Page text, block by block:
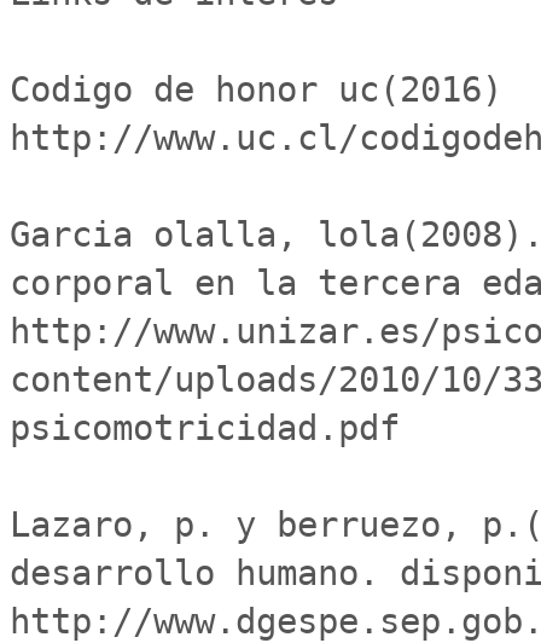
Codigo de honor uc(2016)
http://www.uc.cl/
Garcia olalla,
corporal en la tercera
http://www.unizar.es/
content/uploads/2010/10/
psicomotricidad.pdf
Lazaro, p. y berruezo,
desarrollo humano.
http://